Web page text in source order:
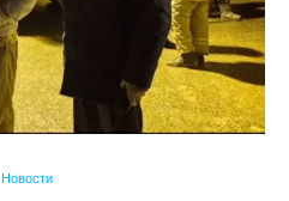
Новости